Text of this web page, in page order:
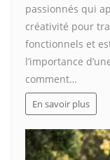
passionnés qui
créativité pour
fonctionnels et
l’importance
comment…
En savoir plus